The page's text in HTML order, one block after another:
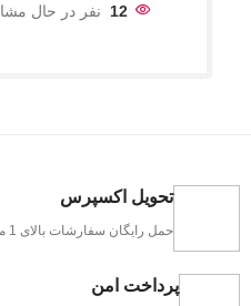
12 نفر در حال
تحویل اکسپرس
حمل رایگان سفارشات بالای 1 میلیون تومان
پرداخت امن